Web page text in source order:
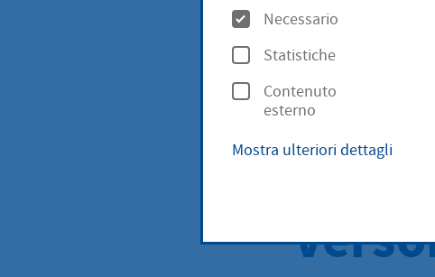
von
O
p
z
i
o
Necessario
Statistiche
Contenuto
esterno
Mostra ulteriori dettagli